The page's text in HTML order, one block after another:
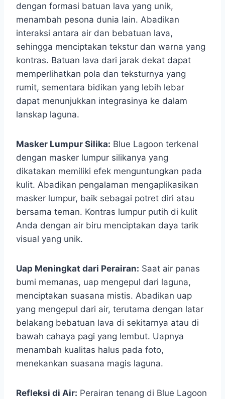
dengan formasi batuan lava yang unik,
menambah pesona dunia lain. Abadikan
interaksi antara air dan bebatuan lava,
sehingga menciptakan tekstur dan warna yang
kontras. Batuan lava dari jarak dekat dapat
memperlihatkan pola dan teksturnya yang
rumit, sementara bidikan yang lebih lebar
dapat menunjukkan integrasinya ke dalam
lanskap laguna.
Masker Lumpur Silika: Blue Lagoon terkenal
dengan masker lumpur silikanya yang
dikatakan memiliki efek menguntungkan pada
kulit. Abadikan pengalaman mengaplikasikan
masker lumpur, baik sebagai potret diri atau
bersama teman. Kontras lumpur putih di kulit
Anda dengan air biru menciptakan daya tarik
visual yang unik.
Uap Meningkat dari Perairan: Saat air panas
bumi memanas, uap mengepul dari laguna,
menciptakan suasana mistis. Abadikan uap
yang mengepul dari air, terutama dengan latar
belakang bebatuan lava di sekitarnya atau di
bawah cahaya pagi yang lembut. Uapnya
menambah kualitas halus pada foto,
menekankan suasana magis laguna.
Refleksi di Air: Perairan tenang di Blue Lagoon